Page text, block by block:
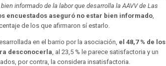
informado de la labor que desarrolla la AAVV de Las
encuestados aseguró no estar bien informado,
de los que afirmaron sí estarlo.
en el barrio por la asociación, el 48,7 % de los
desconocerla, al 23,5 % le parece satisfactoria y un
por contra, la considera insatisfactoria.